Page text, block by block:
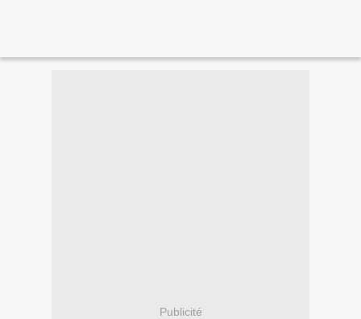
Publicité